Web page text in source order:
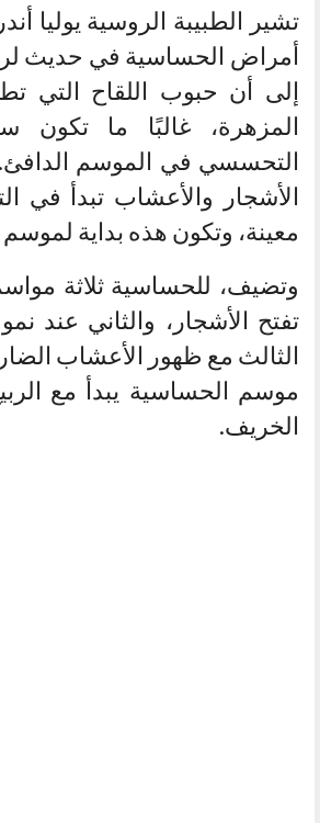
تشير الطبيبة الروسية يوليا
أمراض الحساسية في حديث
إلى أن حبوب اللقاح التي
المزهرة، غالبًا ما تكون
التحسسي في الموسم
الأشجار والأعشاب تبدأ في
معينة، وتكون هذه بداية
وتضيف، للحساسية ثلاثة
تفتح الأشجار، والثاني عند
الثالث مع ظهور الأعشاب
موسم الحساسية يبدأ مع
الخريف.